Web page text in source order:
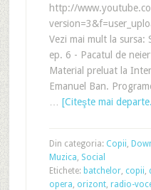
http://
Vezi mai mult la sursa:
ep. 6 - Pacatul de
Material preluat la
Emanuel Ban.
[Citeşte mai
Din categoria: Copii,
Muzica, Social
Etichete: batchelor, copii,
opera, orizont, radio-